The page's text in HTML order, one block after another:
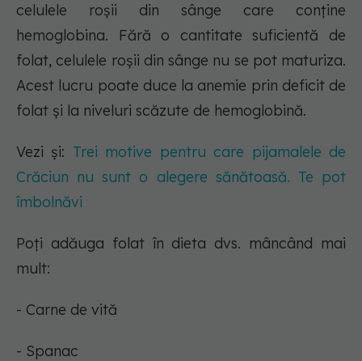
celulele roșii din sânge care conține
hemoglobina. Fără o cantitate suficientă de
folat, celulele roșii din sânge nu se pot maturiza.
Acest lucru poate duce la anemie prin deficit de
folat și la niveluri scăzute de hemoglobină.
Vezi și: Trei motive pentru care pijamalele de
Crăciun nu sunt o alegere sănătoasă. Te pot
îmbolnăvi
Poți adăuga folat în dieta dvs. mâncând mai
mult:
- Carne de vită
- Spanac